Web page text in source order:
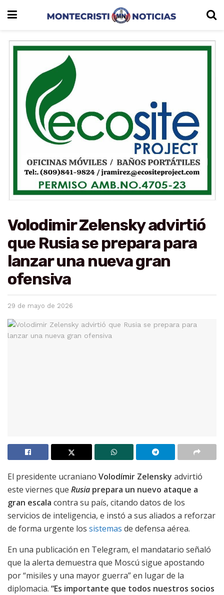
Volodimir Zelensky advirtió
que Rusia se prepara para
lanzar una nueva gran
ofensiva
29 de mayo de 2026
El presidente ucraniano Volodímir Zelensky advirtió
este viernes que Rusia prepara un nuevo ataque a
gran escala contra su país, citando datos de los
servicios de inteligencia, e instó a sus aliados a reforzar
de forma urgente los sistemas de defensa aérea.
En una publicación en Telegram, el mandatario señaló
que la alerta demuestra que Moscú sigue apostando
por “misiles y una mayor guerra” en lugar de la
diplomacia. “Es importante que todos nuestros socios